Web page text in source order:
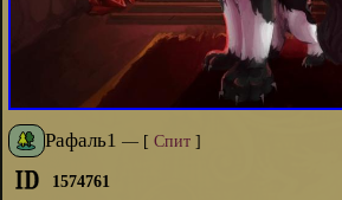
Рафаль1 — [ Спит]
1574761